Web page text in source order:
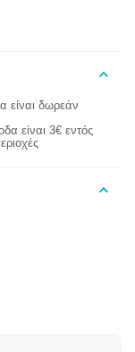
είναι δωρεάν
είναι 3€ εντός